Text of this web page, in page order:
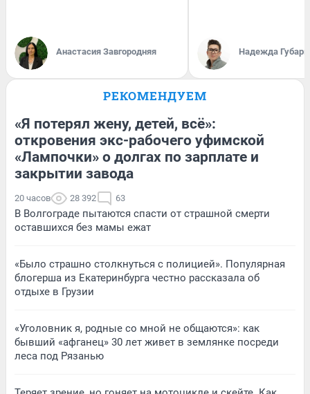
Анастасия Завгородняя Надежда Губарь
РЕКОМЕНДУЕМ
«Я потерял жену, детей, всё»:
откровения экс-рабочего уфимской
«Лампочки» о долгах по зарплате и
закрытии завода
20 часов 28 392 63
В Волгограде пытаются спасти от страшной смерти
оставшихся без мамы ежат
«Было страшно столкнуться с полицией». Популярная
блогерша из Екатеринбурга честно рассказала об
отдыхе в Грузии
«Уголовник я, родные со мной не общаются»: как
бывший «афганец» 30 лет живет в землянке посреди
леса под Рязанью